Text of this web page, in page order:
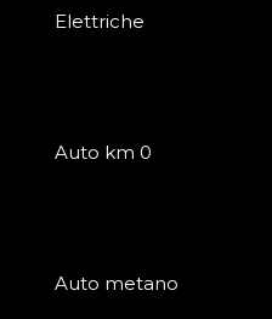
Elettriche
Auto km 0
Auto metano